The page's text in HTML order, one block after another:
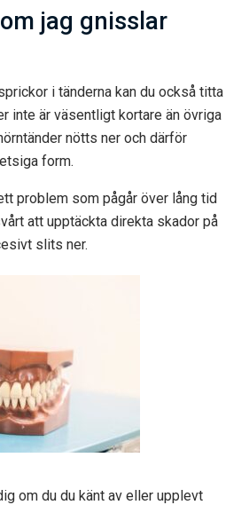
jag gnisslar
i tänderna kan du också titta
inte är väsentligt kortare än övriga
nötts ner och därför
form.
problem som pågår över lång tid
att upptäckta direkta skador på
slits ner.
om du du känt av eller upplevt